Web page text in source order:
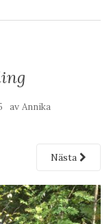
av Annika
Nästa